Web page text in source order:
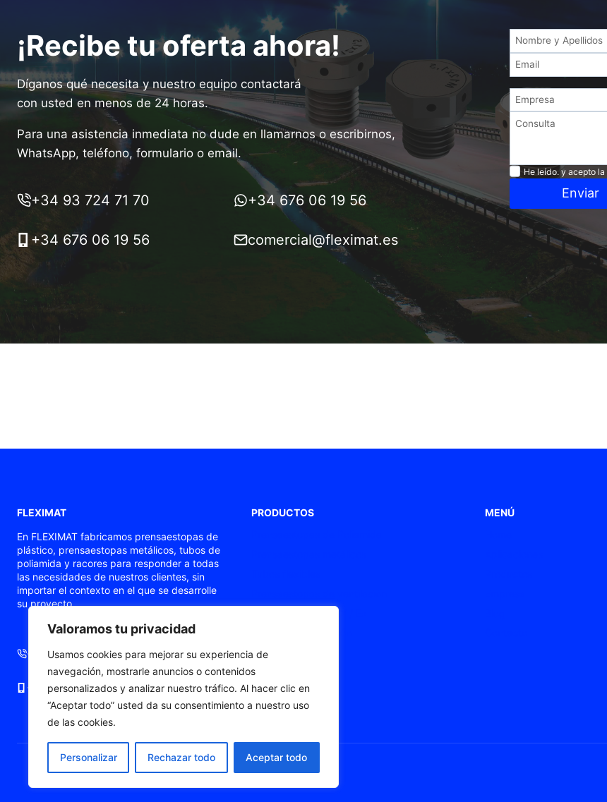
Valoramos tu privacidad
Usamos cookies para mejorar su experiencia de
navegación, mostrarle anuncios o contenidos
personalizados y analizar nuestro tráfico. Al hacer clic en
“Aceptar todo” usted da su consentimiento a nuestro uso
de las cookies.
Personalizar Rechazar todo Aceptar todo
¡Recibe tu oferta ahora!
Díganos qué necesita y nuestro equipo contactará
con usted en menos de 24 horas.
Para una asistencia inmediata no dude en llamarnos o escribirnos,
WhatsApp, teléfono, formulario o email.
+34 93 724 71 70 +34 676 06 19 56
+34 676 06 19 56 comercial@fleximat.es
Privacidad
He leído. y acepto la
Enviar
FLEXIMAT
En FLEXIMAT fabricamos prensaestopas de
plástico, prensaestopas metálicos, tubos de
poliamida y racores para responder a todas
las necesidades de nuestros clientes, sin
importar el contexto en el que se desarrolle
su proyecto.
+34 93 724 71 70 +34 676 06 19 56
+34 676 06 19 56 comercial@fleximat.es
PRODUCTOS
Prensaestopas ATEX / Ex
MENÚ